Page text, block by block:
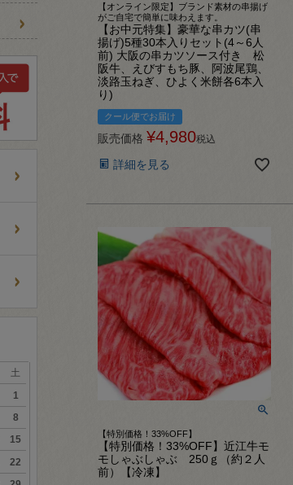
土
1
8
15
22
【オンライン限定】ブランド素材の串揚げ
がご自宅で簡単に味わえます。
【お中元特集】豪華な串カツ(串
揚げ)5種30本入りセット(4～6人
前) 大阪の串カツソース付き 松
阪牛、えびすもち豚、阿波尾鶏、
淡路玉ねぎ、ひよく米餅各6本入
り)
クール便でお届け
販売価格 ¥4,980税込
詳細を見る
【特別価格！33%OFF】
【特別価格！33%OFF】近江牛モ
モしゃぶしゃぶ 250ｇ（約２人
前）【冷凍】